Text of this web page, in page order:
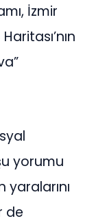
İzmir
yorumu
yaralarını
de